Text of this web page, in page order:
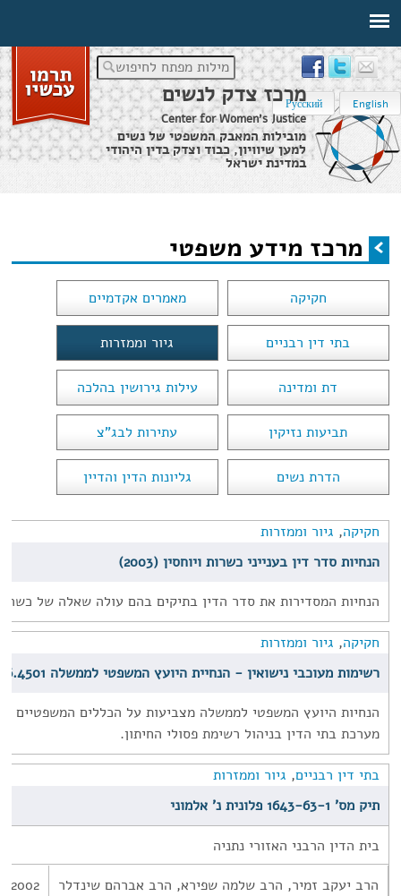
מילות מפתח לחיפוש
English
Русский
מרכז צדק לנשים
Center for Women's Justice
מובילות המאבק המשפטי של נשים
למען שיוויון, כבוד וצדק בדין היהודי
במדינת ישראל
הינך נמצא כאן
מרכז מידע משפטי
חקיקה מאמרים אקדמיים
בתי דין רבניים גיור וממזרות
דת ומדינה עילות גירושין בהלכה
תביעות נזיקין עתירות לבג"צ
הדרת נשים גליונות הדין והדיין
חקיקה, גיור וממזרות
הנחיות סדר דין בענייני כשרות ויוחסין (2003)
הנחיות המסדירות את סדר הדין בתיקים בהם עולה שאלה של
חקיקה, גיור וממזרות
רשימות מעוכבי נישואין - הנחיית היועץ המשפטי לממשלה 6.4501 (עדכון אחרון-2003)
הנחיות היועץ המשפטי לממשלה מצביעות על הכללים המשפטיים
מערכת בתי הדין בניהול רשימת פסולי החיתון.
בתי דין רבניים, גיור וממזרות
תיק מס' 1643-63-1 פלונית נ' אלמוני
בית הדין הרבני האזורי נתניה
הרב יעקב זמיר, הרב שלמה שפירא, הרב אברהם שינדלר
2002